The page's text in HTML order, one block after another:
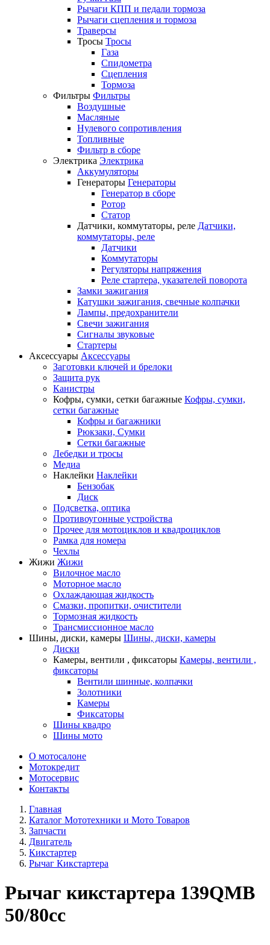
Рычаги КПП и педали тормоза
Рычаги сцепления и тормоза
Траверсы
Тросы Тросы
Газа
Спидометра
Сцепления
Тормоза
Фильтры Фильтры
Воздушные
Масляные
Нулевого сопротивления
Топливные
Фильтр в сборе
Электрика Электрика
Аккумуляторы
Генераторы Генераторы
Генератор в сборе
Ротор
Статор
Датчики, коммутаторы, реле Датчики,
коммутаторы, реле
Датчики
Коммутаторы
Регуляторы напряжения
Реле стартера, указателей поворота
Замки зажигания
Катушки зажигания, свечные колпачки
Лампы, предохранители
Свечи зажигания
Сигналы звуковые
Стартеры
Аксессуары Аксессуары
Заготовки ключей и брелоки
Защита рук
Канистры
Кофры, сумки, сетки багажные Кофры, сумки,
сетки багажные
Кофры и багажники
Рюкзаки, Сумки
Сетки багажные
Лебедки и тросы
Медиа
Наклейки Наклейки
Бензобак
Диск
Подсветка, оптика
Противоугонные устройства
Прочее для мотоциклов и квадроциклов
Рамка для номера
Чехлы
Жижи Жижи
Вилочное масло
Моторное масло
Охлаждающая жидкость
Смазки, пропитки, очистители
Тормозная жидкость
Трансмиссионное масло
Шины, диски, камеры Шины, диски, камеры
Диски
Камеры, вентили , фиксаторы Камеры, вентили ,
фиксаторы
Вентили шинные, колпачки
Золотники
Камеры
Фиксаторы
Шины квадро
Шины мото
О мотосалоне
Мотокредит
Мотосервис
Контакты
Главная
Каталог Мототехники и Мото Товаров
Запчасти
Двигатель
Кикстартер
Рычаг Кикстартера
Рычаг кикстартера 139QMB
50/80сс